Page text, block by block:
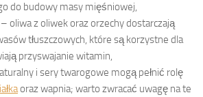
do budowy masy mięśniowej,
– oliwa z oliwek oraz orzechy dostarczają
tłuszczowych, które są korzystne dla
przyswajanie witamin,
i sery twarogowe mogą pełnić rolę
oraz wapnia; warto zwracać uwagę na te